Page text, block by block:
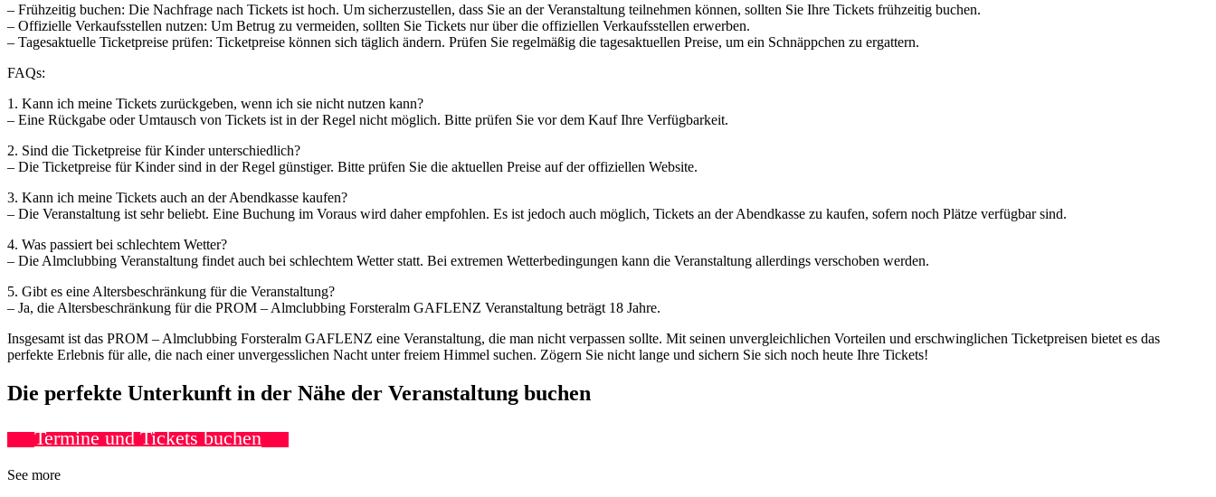
– Frühzeitig buchen: Die Nachfrage nach Tickets ist hoch. Um sicherzustellen, dass Sie an der Veranstaltung teilnehmen können, sollten Sie Ihre Tickets frühzeitig buchen.
– Offizielle Verkaufsstellen nutzen: Um Betrug zu vermeiden, sollten Sie Tickets nur über die offiziellen Verkaufsstellen erwerben.
– Tagesaktuelle Ticketpreise prüfen: Ticketpreise können sich täglich ändern. Prüfen Sie regelmäßig die tagesaktuellen Preise, um ein Schnäppchen zu ergattern.
FAQs:
1. Kann ich meine Tickets zurückgeben, wenn ich sie nicht nutzen kann?
– Eine Rückgabe oder Umtausch von Tickets ist in der Regel nicht möglich. Bitte prüfen Sie vor dem Kauf Ihre Verfügbarkeit.
2. Sind die Ticketpreise für Kinder unterschiedlich?
– Die Ticketpreise für Kinder sind in der Regel günstiger. Bitte prüfen Sie die aktuellen Preise auf der offiziellen Website.
3. Kann ich meine Tickets auch an der Abendkasse kaufen?
– Die Veranstaltung ist sehr beliebt. Eine Buchung im Voraus wird daher empfohlen. Es ist jedoch auch möglich, Tickets an der Abendkasse zu kaufen, sofern noch Plätze verfügbar sind.
4. Was passiert bei schlechtem Wetter?
– Die Almclubbing Veranstaltung findet auch bei schlechtem Wetter statt. Bei extremen Wetterbedingungen kann die Veranstaltung allerdings verschoben werden.
5. Gibt es eine Altersbeschränkung für die Veranstaltung?
– Ja, die Altersbeschränkung für die PROM – Almclubbing Forsteralm GAFLENZ Veranstaltung beträgt 18 Jahre.
Insgesamt ist das PROM – Almclubbing Forsteralm GAFLENZ eine Veranstaltung, die man nicht verpassen sollte. Mit seinen unvergleichlichen Vorteilen und erschwinglichen Ticketpreisen bietet es das
perfekte Erlebnis für alle, die nach einer unvergesslichen Nacht unter freiem Himmel suchen. Zögern Sie nicht lange und sichern Sie sich noch heute Ihre Tickets!
Die perfekte Unterkunft in der Nähe der Veranstaltung buchen
Termine und Tickets buchen
See more